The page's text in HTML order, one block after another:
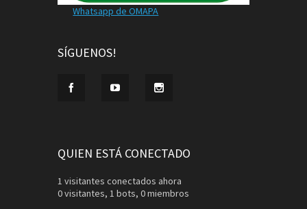
Whatsapp de OMAPA
SÍGUENOS!
QUIEN ESTÁ CONECTADO
1 visitantes conectados ahora
0 visitantes, 1 bots, 0 miembros